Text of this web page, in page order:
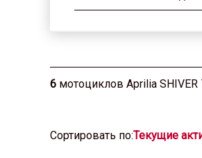
6 мотоциклов Aprilia
Cортировать по:Текущие